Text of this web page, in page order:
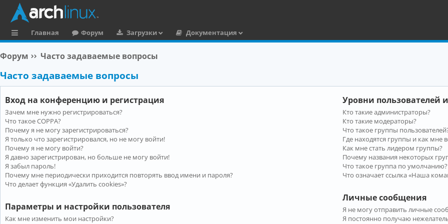
ы
л
Главная Форум Загрузки
Документация
Форум Часто задаваемые вопросы
Часто задаваемые вопросы
Вход на конференцию и регистрация
Зачем мне нужно регистрироваться?
Что такое COPPA?
Почему я не могу зарегистрироваться?
Я только что зарегистрировался, но не могу войти!
Почему я не могу войти?
Я давно зарегистрирован, но больше не могу войти!
Я забыл пароль!
Почему мне периодически приходится повторять ввод имени и пароля?
Что делает функция «Удалить cookies»?
Параметры и настройки пользователя
Как мне изменить мои настройки?
Уровни пользователей
Кто такие администраторы?
Кто такие модераторы?
Что такое группы
Где находятся группы и как мне
Как мне стать лидером группы?
Почему названия некоторых
Что такое группа по умолчанию?
Что означает ссылка «Наша
Личные сообщения
Я не могу отправить личные
Я постоянно получаю